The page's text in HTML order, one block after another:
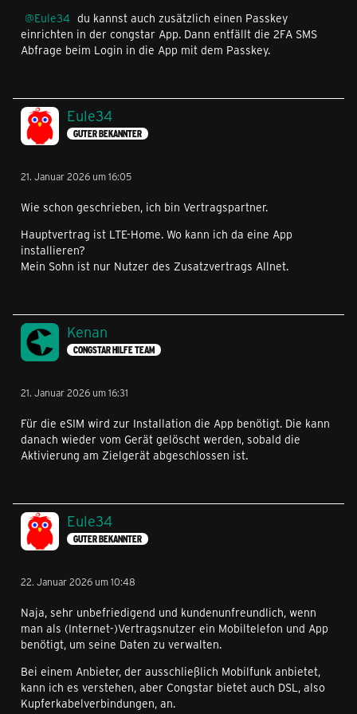
Eule34 du kannst auch zusätzlich einen Passkey
einrichten in der congstar App. Dann entfällt die 2FA SMS
Abfrage beim Login in die App mit dem Passkey.
Eule34
GUTER BEKANNTER
21. Januar 2026 um 16:05
Wie schon geschrieben, ich bin Vertragspartner.
Hauptvertrag ist LTE-Home. Wo kann ich da eine App
installieren?
Mein Sohn ist nur Nutzer des Zusatzvertrags Allnet.
Kenan
CONGSTAR HILFE TEAM
21. Januar 2026 um 16:31
Für die eSIM wird zur Installation die App benötigt. Die kann
danach wieder vom Gerät gelöscht werden, sobald die
Aktivierung am Zielgerät abgeschlossen ist.
Eule34
GUTER BEKANNTER
22. Januar 2026 um 10:48
Naja, sehr unbefriedigend und kundenunfreundlich, wenn
man als (Internet-)Vertragsnutzer ein Mobiltelefon und App
benötigt, um seine Daten zu verwalten.
Bei einem Anbieter, der ausschließlich Mobilfunk anbietet,
kann ich es verstehen, aber Congstar bietet auch DSL, also
Kupferkabelverbindungen, an.